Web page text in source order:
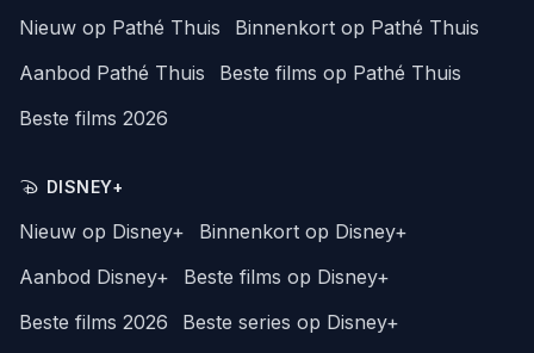
Nieuw op Pathé Thuis
Binnenkort op Pathé Thuis
Aanbod Pathé Thuis
Beste films op Pathé Thuis
Beste films 2026
DISNEY+
Nieuw op Disney+
Binnenkort op Disney+
Aanbod Disney+
Beste films op Disney+
Beste films 2026
Beste series op Disney+